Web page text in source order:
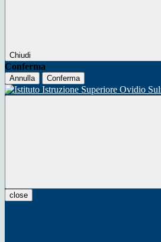
Chiudi
Conferma
Annulla Conferma
close